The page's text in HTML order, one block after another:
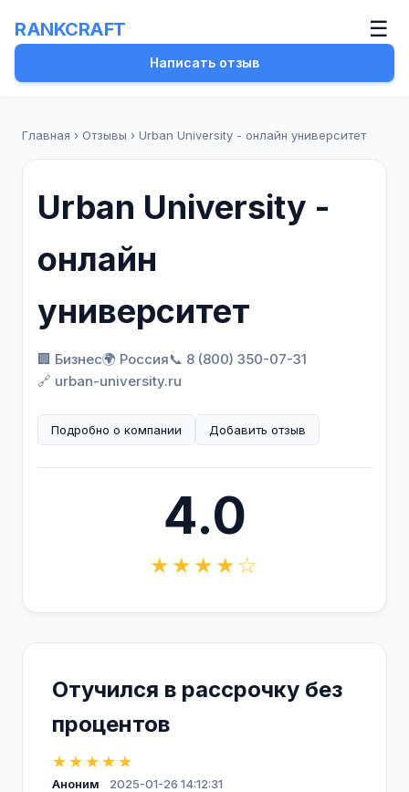
RANKCRAFT ☰
Написать отзыв
Главная › Отзывы › Urban University - онлайн университет
Urban University -
онлайн
университет
🏢 Бизнес🌍 Россия📞 8 (800) 350-07-31
🔗 urban-university.ru
Подробно о компании Добавить отзыв
4.0
★★★★☆
Отучился в рассрочку без
процентов
★★★★★
Аноним
2025-01-26 14:12:31